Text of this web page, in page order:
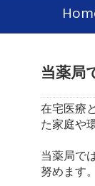
当薬局
在宅医療
た家庭や
当薬局で
努めます。